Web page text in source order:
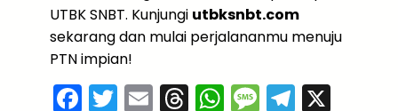
UTBK SNBT. Kunjungi utbksnbt.com
sekarang dan mulai perjalananmu menuju
PTN impian!
F T E T W M T